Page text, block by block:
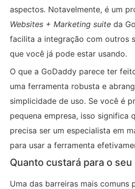
aspectos. Notavelmente, é um
Websites + Marketing suite da
facilita a integração com outros
que você já pode estar usando.
O que a GoDaddy parece ter
uma ferramenta robusta e
simplicidade de uso. Se você é
pequena empresa, isso significa
precisa ser um especialista em
para usar a ferramenta
Quanto custará para o
Uma das barreiras mais comuns